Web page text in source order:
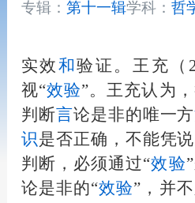
专辑： 第十一辑学科： 哲
实效和验证。王充（
视“效验”。王充认为
判断言论是非的唯一方
识是否正确，不能凭说
判断，必须通过“效验
论是非的“效验”，并